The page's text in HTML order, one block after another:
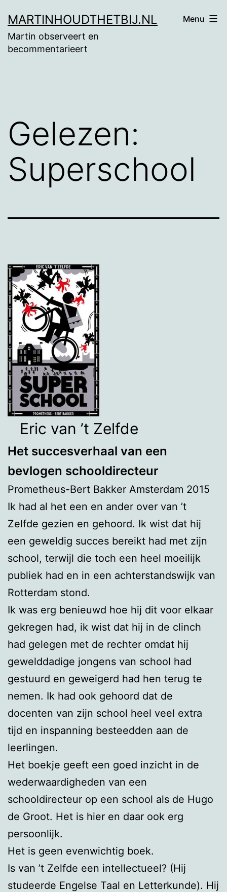
naar
de
MARTINHOUDTHETBIJ.NL
Martin observeert en
becommentarieert
Menu
Gelezen:
Superschool
Eric van ’t Zelfde
Het succesverhaal van een
bevlogen schooldirecteur
Prometheus-Bert Bakker Amsterdam 2015
Ik had al het een en ander over van ’t
Zelfde gezien en gehoord. Ik wist dat hij
een geweldig succes bereikt had met zijn
school, terwijl die toch een heel moeilijk
publiek had en in een achterstandswijk van
Rotterdam stond.
Ik was erg benieuwd hoe hij dit voor elkaar
gekregen had, ik wist dat hij in de clinch
had gelegen met de rechter omdat hij
gewelddadige jongens van school had
gestuurd en geweigerd had hen terug te
nemen. Ik had ook gehoord dat de
docenten van zijn school heel veel extra
tijd en inspanning besteedden aan de
leerlingen.
Het boekje geeft een goed inzicht in de
wederwaardigheden van een
schooldirecteur op een school als de Hugo
de Groot. Het is hier en daar ook erg
persoonlijk.
Het is geen evenwichtig boek.
Is van ’t Zelfde een intellectueel? (Hij
studeerde Engelse Taal en Letterkunde). Hij